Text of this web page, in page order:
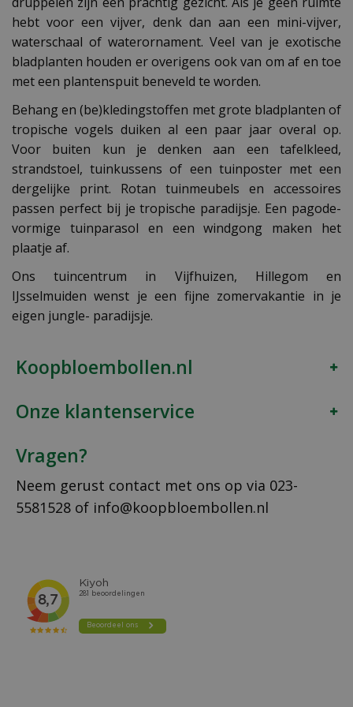
hebt voor een vijver, denk dan aan een mini-vijver,
waterschaal of waterornament. Veel van je exotische
bladplanten houden er overigens ook van om af en toe
met een plantenspuit beneveld te worden.
Behang en (be)kledingstoffen met grote bladplanten of
tropische vogels duiken al een paar jaar overal op.
Voor buiten kun je denken aan een tafelkleed,
strandstoel, tuinkussens of een tuinposter met een
dergelijke print. Rotan tuinmeubels en accessoires
passen perfect bij je tropische paradijsje. Een pagode-
vormige tuinparasol en een windgong maken het
plaatje af.
Ons tuincentrum in Vijfhuizen, Hillegom en
IJsselmuiden wenst je een fijne zomervakantie in je
eigen jungle- paradijsje.
Koopbloembollen.nl
Onze klantenservice
Vragen?
Neem gerust contact met ons op via 023-
5581528 of info@koopbloembollen.nl